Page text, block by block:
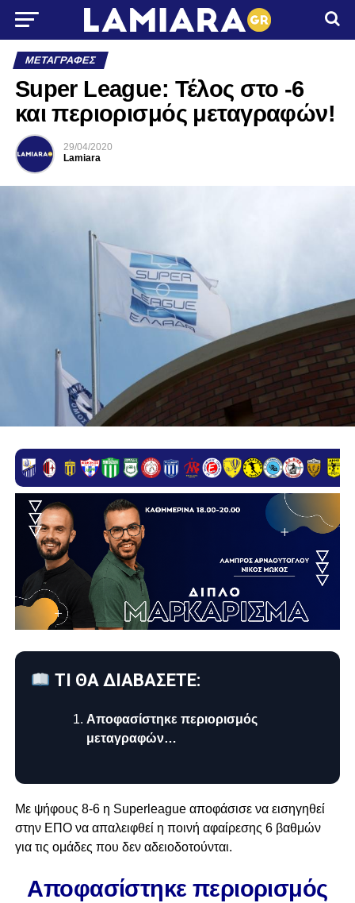
ΜΕΤΑΓΡΑΦΈΣ
Super League: Τέλος στο -6
και περιορισμός μεταγραφών!
29/04/2020
Lamiara
ΤΙ ΘΑ ΔΙΑΒΑΣΕΤΕ:
Αποφασίστηκε περιορισμός
μεταγραφών…
Με ψήφους 8-6 η Superleague αποφάσισε να εισηγηθεί
στην ΕΠΟ να απαλειφθεί η ποινή αφαίρεσης 6 βαθμών
για τις ομάδες που δεν αδειοδοτούνται.
Αποφασίστηκε περιορισμός